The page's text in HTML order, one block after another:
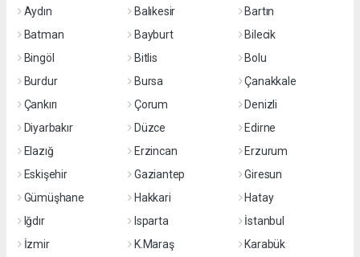
Aydın
Balıkesir
Bartın
Batman
Bayburt
Bilecik
Bingöl
Bitlis
Bolu
Burdur
Bursa
Çanakkale
Çankırı
Çorum
Denizli
Diyarbakır
Düzce
Edirne
Elazığ
Erzincan
Erzurum
Eskişehir
Gaziantep
Giresun
Gümüşhane
Hakkari
Hatay
Iğdır
Isparta
İstanbul
İzmir
K.Maraş
Karabük